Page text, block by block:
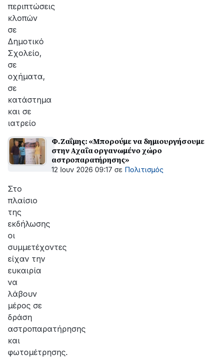
περιπτώσεις
κλοπών
σε
Δημοτικό
Σχολείο,
σε
οχήματα,
σε
κατάστημα
και σε
ιατρείο
Φ.Ζαΐμης: «Μπορούμε να δημιουργήσουμε
στην Αχαΐα οργανωμένο χώρο
αστροπαρατήρησης»
12 Ιουν 2026 09:17 σε Πολιτισμός
Στο
πλαίσιο
της
εκδήλωσης
οι
συμμετέχοντες
είχαν την
ευκαιρία
να
λάβουν
μέρος σε
δράση
αστροπαρατήρησης
και
φωτομέτρησης.